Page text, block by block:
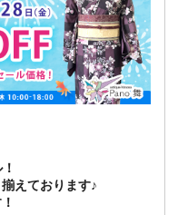
えております♪